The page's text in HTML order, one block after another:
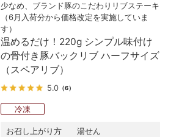
少なめ、ブランド豚のこだわりリブステーキ
（6月入荷分から価格改定を実施していま
す）
温めるだけ！220g シンプル味付け
の骨付き豚バックリブ ハーフサイズ
（スペアリブ）
5.0 （6）
冷凍
お召し上がり方
湯せん